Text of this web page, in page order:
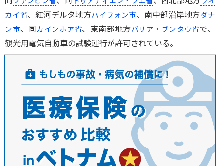
カイ省、紅河デルタ地方ハイフォン市、南中部沿岸地方ダナ
ン市、同カインホア省、東南部地方バリア・ブンタウ省で、
観光用電気自動車の試験運行が許可されている。